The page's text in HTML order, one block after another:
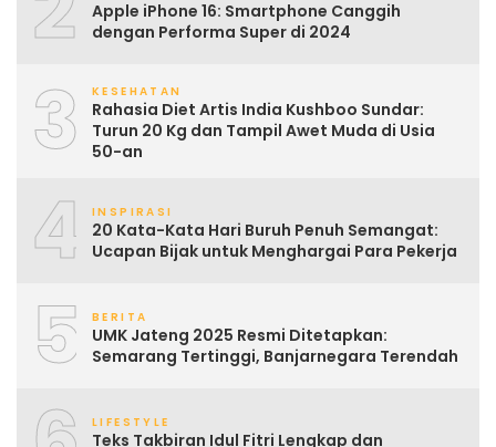
Apple iPhone 16: Smartphone Canggih
dengan Performa Super di 2024
3 KESEHATAN
Rahasia Diet Artis India Kushboo Sundar:
Turun 20 Kg dan Tampil Awet Muda di Usia
50-an
4 INSPIRASI
20 Kata-Kata Hari Buruh Penuh Semangat:
Ucapan Bijak untuk Menghargai Para Pekerja
5 BERITA
UMK Jateng 2025 Resmi Ditetapkan:
Semarang Tertinggi, Banjarnegara Terendah
LIFESTYLE
Teks Takbiran Idul Fitri Lengkap dan